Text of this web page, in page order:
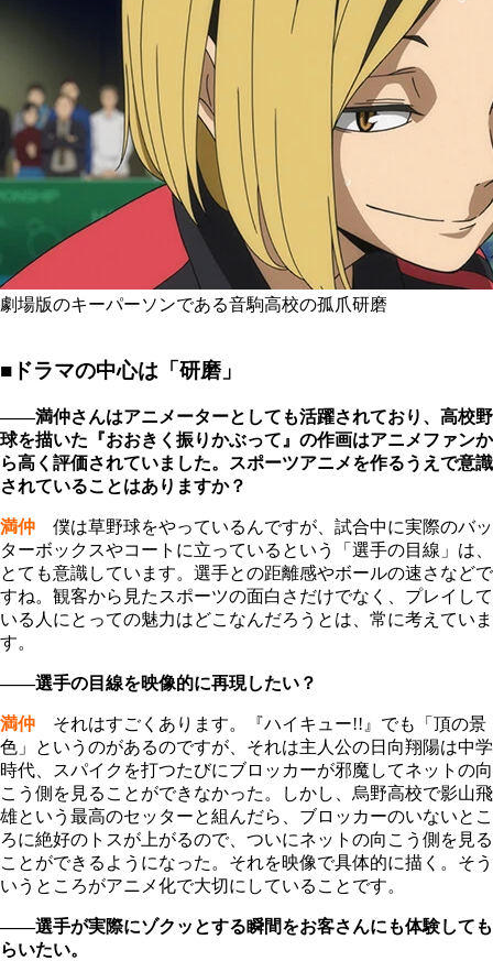
劇場版のキーパーソンである音駒高校の孤爪研磨
■ドラマの中心は「研磨」
――満仲さんはアニメーターとしても活躍されており、高校野
球を描いた『おおきく振りかぶって』の作画はアニメファンか
ら高く評価されていました。スポーツアニメを作るうえで意識
されていることはありますか？
満仲
僕は草野球をやっているんですが、試合中に実際のバッ
ターボックスやコートに立っているという「選手の目線」は、
とても意識しています。選手との距離感やボールの速さなどで
すね。観客から見たスポーツの面白さだけでなく、プレイして
いる人にとっての魅力はどこなんだろうとは、常に考えていま
す。
――選手の目線を映像的に再現したい？
満仲 それはすごくあります。『ハイキュー!!』でも「頂の景
色」というのがあるのですが、それは主人公の日向翔陽は中学
時代、スパイクを打つたびにブロッカーが邪魔してネットの向
こう側を見ることができなかった。しかし、烏野高校で影山飛
雄という最高のセッターと組んだら、ブロッカーのいないとこ
ろに絶好のトスが上がるので、ついにネットの向こう側を見る
ことができるようになった。それを映像で具体的に描く。そう
いうところがアニメ化で大切にしていることです。
――選手が実際にゾクッとする瞬間をお客さんにも体験しても
らいたい。